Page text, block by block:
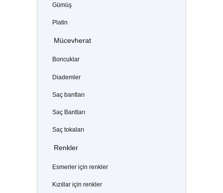
Gümüş
Platin
Mücevherat
Boncuklar
Diademler
Saç bantları
Saç Bantları
Saç tokaları
Renkler
Esmerler için renkler
Kızıllar için renkler